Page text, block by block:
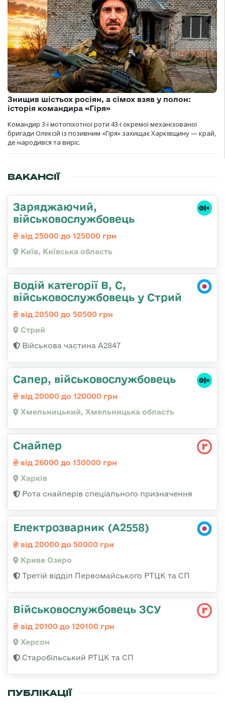
Знищив шістьох росіян, а сімох взяв у полон:
історія командира «Гіря»
Командир 3-ї мотопіхотної роти 43-ї окремої механізованої
бригади Олексій із позивним «Гіря» захищає Харківщину — край,
де народився та виріс.
ВАКАНСІЇ
Заряджаючий,
військовослужбовець
від 25000 до 125000 грн
Київ, Київська область
Водій категорії B, C,
військовослужбовець у Стрий
від 20500 до 50500 грн
Стрий
Військова частина А2847
Сапер, військовослужбовець
від 20000 до 120000 грн
Хмельницький, Хмельницька область
Снайпер
від 26000 до 130000 грн
Харків
Рота снайперів спеціального призначення
Електрозварник (А2558)
від 20000 до 50000 грн
Криве Озеро
Третій відділ Первомайського РТЦК та СП
Військовослужбовець ЗСУ
від 20100 до 120100 грн
Херсон
Старобільський РТЦК та СП
ПУБЛІКАЦІЇ